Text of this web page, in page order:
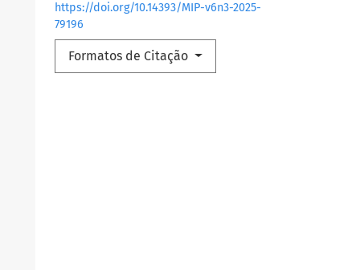
https://doi.org/10.14393/MIP-v6n3-2025-
79196
Formatos de Citação